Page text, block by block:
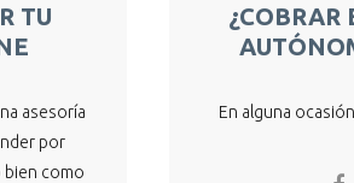
TU
asesoría
por
bien como
¿COBRAR
En alguna